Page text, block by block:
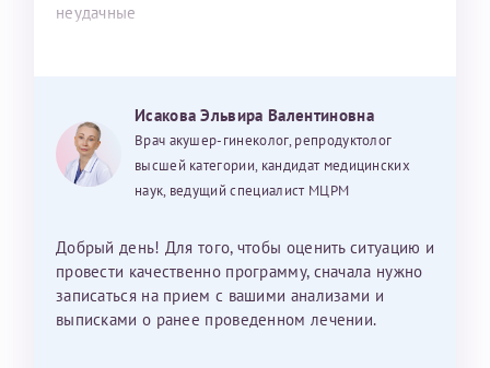
неудачные
Исакова Эльвира Валентиновна
Врач акушер-гинеколог, репродуктолог
высшей категории, кандидат медицинских
наук, ведущий специалист МЦРМ
Добрый день! Для того, чтобы оценить ситуацию и
провести качественно программу, сначала нужно
записаться на прием с вашими анализами и
выписками о ранее проведенном лечении.